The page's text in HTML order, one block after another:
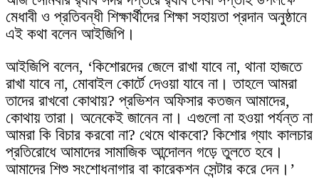
মেধাবী ও প্রতিবন্ধী শিক্ষার্থীদের শিক্ষা সহায়তা প্রদান অনুষ্ঠানে
এই কথা বলেন আইজিপি।
আইজিপি বলেন, ‘কিশোরদের জেলে রাখা যাবে না, থানা হাজতে
রাখা যাবে না, মোবাইল কোর্টে দেওয়া যাবে না। তাহলে আমরা
তাদের রাখবো কোথায়? প্রভিশন অফিসার কতজন আমাদের,
কোথায় তারা। অনেকেই জানেন না। এগুলো না হওয়া পর্যন্ত না
আমরা কি বিচার করবো না? থেমে থাকবো? কিশোর গ্যাং কালচার
প্রতিরোধে আমাদের সামাজিক আন্দোলন গড়ে তুলতে হবে।
আমাদের শিশু সংশোধনাগার বা কারেকশন সেন্টার করে দেন।’